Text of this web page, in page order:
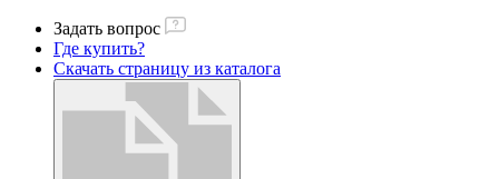
Задать вопрос
Где купить?
Скачать страницу из каталога